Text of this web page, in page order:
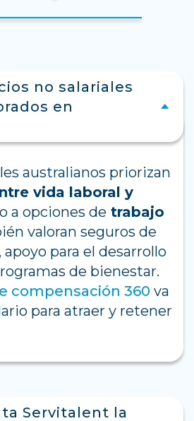
no salariales
en
australianos priorizan
vida laboral y
a opciones de trabajo
valoran seguros de
para el desarrollo
de bienestar.
compensación 360 va
para atraer y retener
Servitalent la